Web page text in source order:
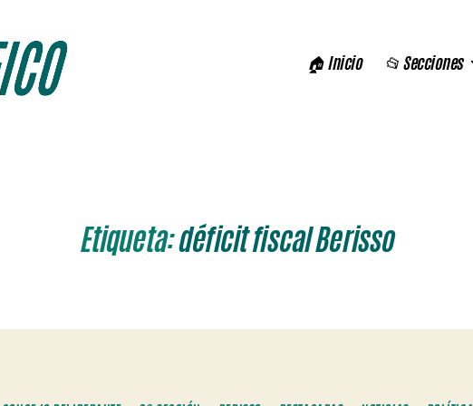
🏠 Inicio 📂 Secciones
Etiqueta:déficit fiscal Berisso
Categorías